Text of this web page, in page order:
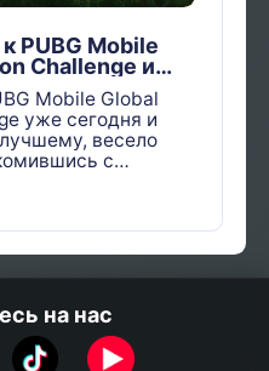
PUBG Mobile
Challenge и
Mobile Global
уже сегодня и
весело
с
вы можете
и
на нас